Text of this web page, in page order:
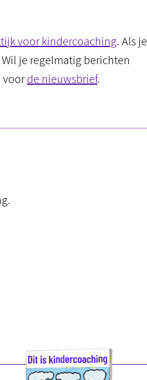
voor kindercoaching. Als je
Wil je regelmatig berichten
voorde nieuwsbrief.